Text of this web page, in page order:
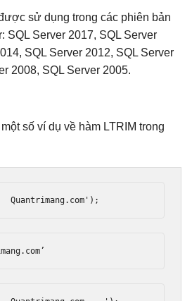
sử dụng trong các phiên bản
SQL Server 2017, SQL Server
SQL Server 2012, SQL Server
2008, SQL Server 2005.
số ví dụ về hàm LTRIM trong
Quantrimang.com' );
. com’